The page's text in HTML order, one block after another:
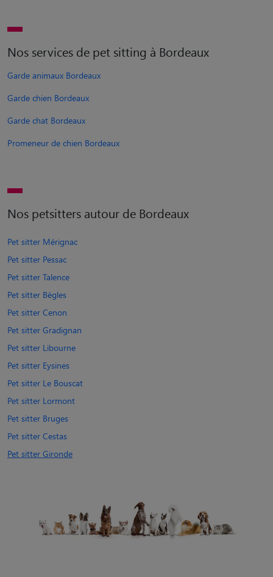
Nos services de pet sitting à Bordeaux
Garde animaux Bordeaux
Garde chien Bordeaux
Garde chat Bordeaux
Promeneur de chien Bordeaux
Nos petsitters autour de Bordeaux
Pet sitter Mérignac
Pet sitter Pessac
Pet sitter Talence
Pet sitter Bègles
Pet sitter Cenon
Pet sitter Gradignan
Pet sitter Libourne
Pet sitter Eysines
Pet sitter Le Bouscat
Pet sitter Lormont
Pet sitter Bruges
Pet sitter Cestas
Pet sitter Gironde